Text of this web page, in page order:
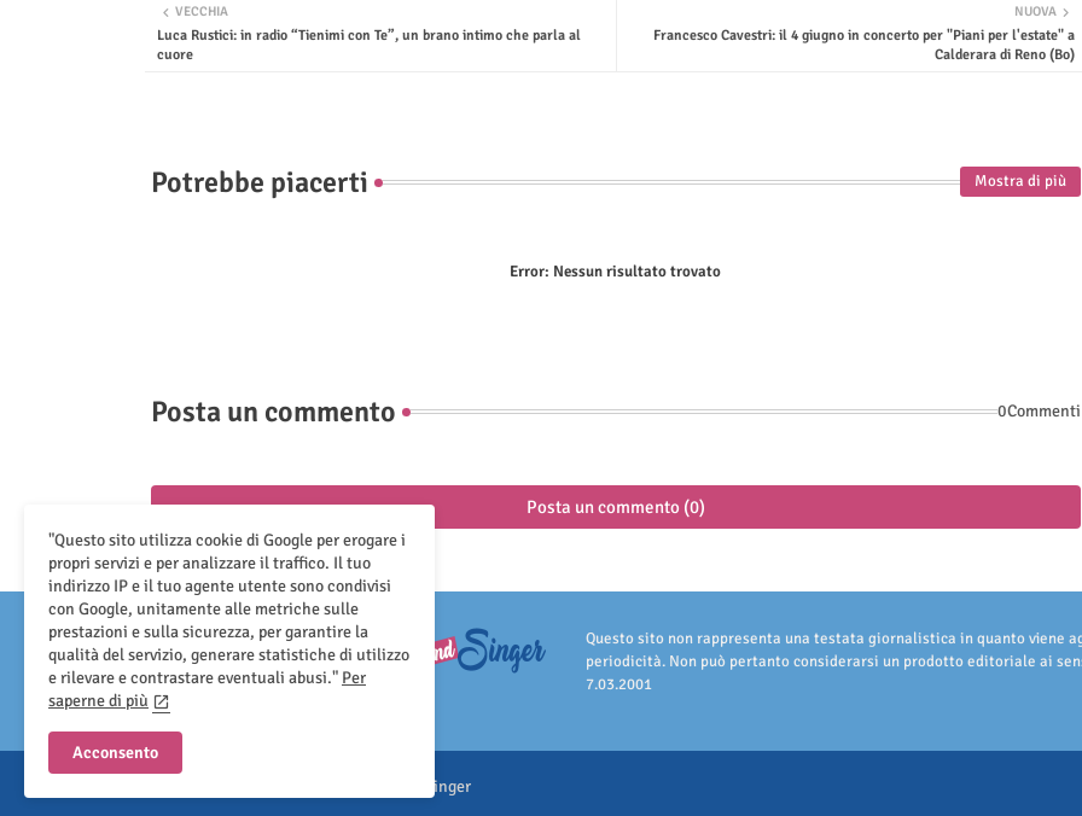
NUOVA
Francesco Cavestri: il 4 giugno in concerto per "Piani per l'estate" a
Calderara di Reno (Bo)
VECCHIA
Luca Rustici: in radio “Tienimi con Te”, un brano intimo che parla al
cuore
Potrebbe piacerti Mostra di più
Error: Nessun risultato trovato
Posta un commento 0Commenti
Posta un commento (0)
Questo sito non rappresenta una testata giornalistica in quanto viene
periodicità. Non può pertanto considerarsi un prodotto editoriale ai
7.03.2001
All Right Reserved Copyright ©Sound And Singer
"Questo sito utilizza cookie di Google per erogare i
propri servizi e per analizzare il traffico. Il tuo
indirizzo IP e il tuo agente utente sono condivisi
con Google, unitamente alle metriche sulle
prestazioni e sulla sicurezza, per garantire la
qualità del servizio, generare statistiche di utilizzo
e rilevare e contrastare eventuali abusi." Per
saperne di più
Acconsento